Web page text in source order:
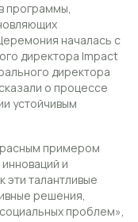
программы,
началась с
директора Impact
директора
о процессе
устойчивым
примером
и
эти талантливые
решения,
проблем»,